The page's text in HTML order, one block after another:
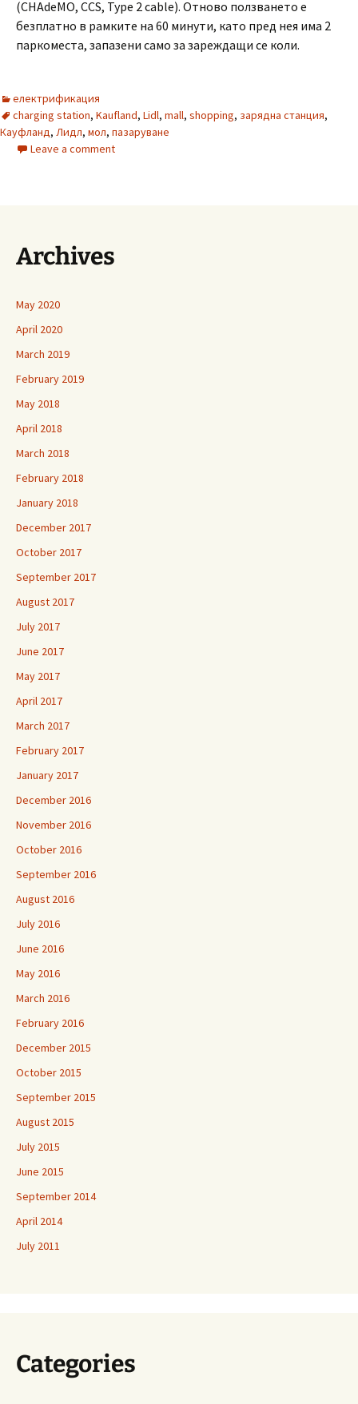
(CHAdeMO, CCS, Type 2 cable). Отново ползването е
безплатно в рамките на 60 минути, като пред нея има 2
паркоместа, запазени само за зареждащи се коли.
електрификация
charging station, Kaufland, Lidl, mall, shopping, зарядна станция,
Кауфланд, Лидл, мол, пазаруване
Leave a comment
Archives
May 2020
April 2020
March 2019
February 2019
May 2018
April 2018
March 2018
February 2018
January 2018
December 2017
October 2017
September 2017
August 2017
July 2017
June 2017
May 2017
April 2017
March 2017
February 2017
January 2017
December 2016
November 2016
October 2016
September 2016
August 2016
July 2016
June 2016
May 2016
March 2016
February 2016
December 2015
October 2015
September 2015
August 2015
July 2015
June 2015
September 2014
April 2014
July 2011
Categories